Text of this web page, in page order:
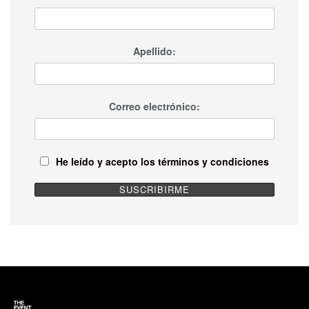
Apellido:
Correo electrónico:
He leído y acepto los términos y condiciones